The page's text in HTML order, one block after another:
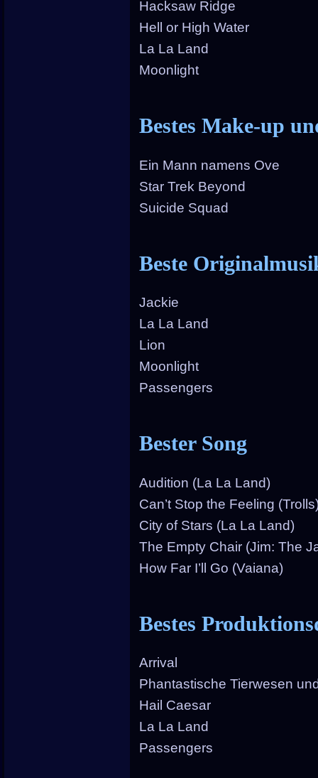
Hacksaw Ridge
Hell or High Water
La La Land
Moonlight
Bestes Make-up
Ein Mann namens Ove
Star Trek Beyond
Suicide Squad
Beste
Jackie
La La Land
Lion
Moonlight
Passengers
Bester Song
Audition (La La Land)
Can’t Stop the Feeling
City of Stars (La La Land)
The Empty Chair (Jim: The
How Far I’ll Go (Vaiana)
Bestes
Arrival
Phantastische Tierwesen
Hail Caesar
La La Land
Passengers